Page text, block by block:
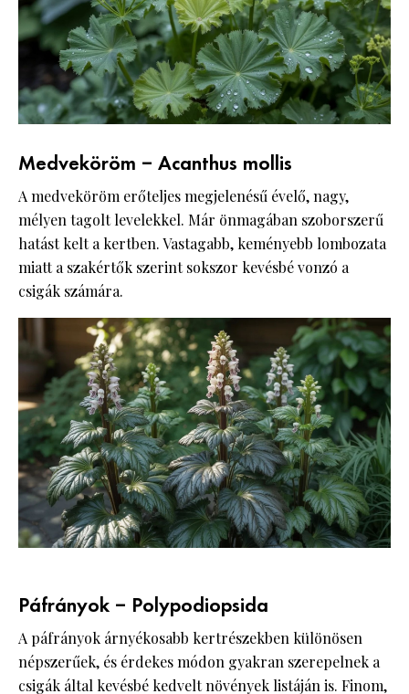
Medveköröm – Acanthus mollis
A medveköröm erőteljes megjelenésű évelő, nagy,
mélyen tagolt levelekkel. Már önmagában szoborszerű
hatást kelt a kertben. Vastagabb, keményebb lombozata
miatt a szakértők szerint sokszor kevésbé vonzó a
csigák számára.
Páfrányok – Polypodiopsida
A páfrányok árnyékosabb kertrészekben különösen
népszerűek, és érdekes módon gyakran szerepelnek a
csigák által kevésbé kedvelt növények listáján is. Finom,